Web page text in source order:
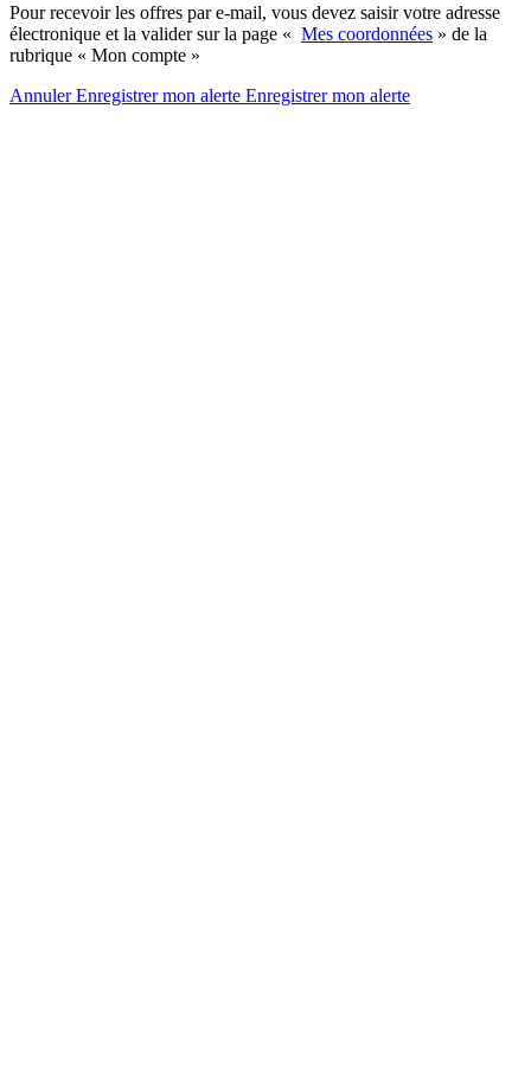
Pour recevoir les offres par e-mail, vous devez saisir votre adresse
électronique et la valider sur la page « Mes coordonnées » de la
rubrique « Mon compte »
AnnulerEnregistrer mon alerte Enregistrermon alerte